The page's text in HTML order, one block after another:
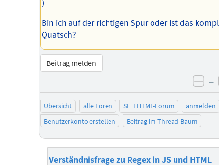
)
Bin ich auf der richtigen Spur oder ist das
Quatsch?
Beitrag melden
–
Übersicht alle Foren SELFHTML-Forum
anmelden
Benutzerkonto erstellen
Beitrag im Thread-Baum
Verständnisfrage zu Regex in JS und HTML